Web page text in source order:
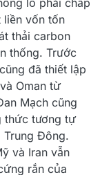
liền vốn tốn
thải carbon
thống. Trước
đã thiết lập
Oman từ
Mạch cũng
thức tương tự
Trung Đông.
và Iran vẫn
rắn của